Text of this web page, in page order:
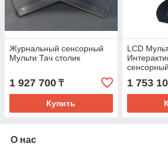
Журнальный сенсорный
Мульти Тач столик
1 927 700 ₸
Купить
LCD
сенсорный
1 753
О нас